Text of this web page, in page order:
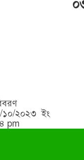
১০/২০২৩ ইং
pm